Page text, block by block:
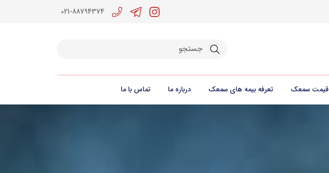
021-88794374
جستجو
قیمت سمعک تعرفه بیمه های سمعک درباره ما تماس با ما